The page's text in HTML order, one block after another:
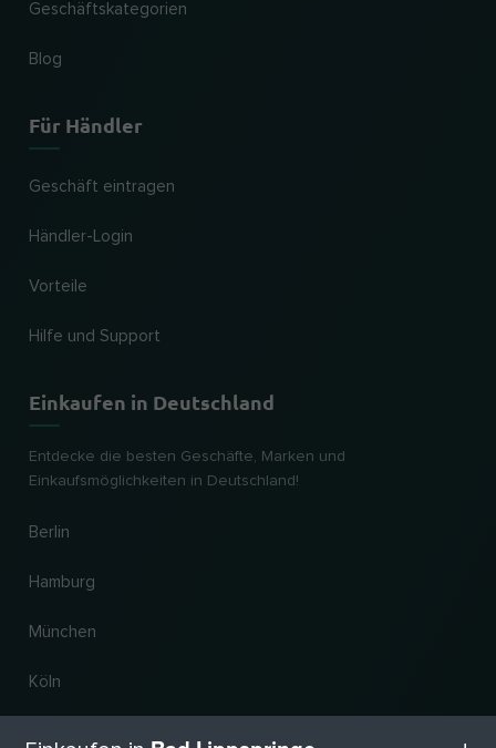
Geschäftskategorien
Blog
Für Händler
Geschäft eintragen
Händler-Login
Vorteile
Hilfe und Support
Einkaufen in Deutschland
Entdecke die besten Geschäfte, Marken und
Einkaufsmöglichkeiten in Deutschland!
Berlin
Hamburg
München
Köln